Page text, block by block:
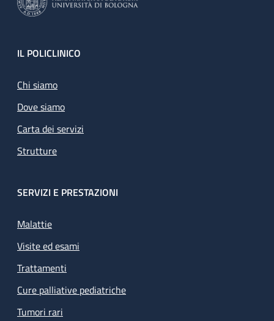
Footer
IL POLICLINICO
Chi siamo
Dove siamo
Carta dei servizi
Strutture
SERVIZI E PRESTAZIONI
Malattie
Visite ed esami
Trattamenti
Cure palliative pediatriche
Tumori rari